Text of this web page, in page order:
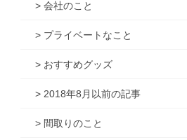
> 会社のこと
> プライベートなこと
> おすすめグッズ
> 2018年8月以前の記事
> 間取りのこと